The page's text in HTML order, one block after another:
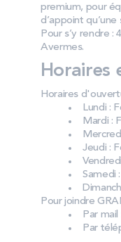
premium, pour
d’appoint
Pour s’y rendre :
Avermes.
Horaires
Horaires
Lundi :
Mardi :
Jeudi :
Samedi
Pour joindre
Par mail
Par